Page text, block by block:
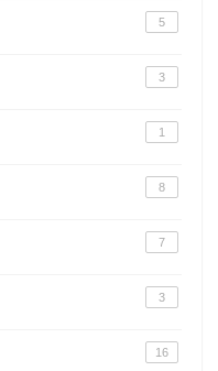
5
3
1
8
7
3
16